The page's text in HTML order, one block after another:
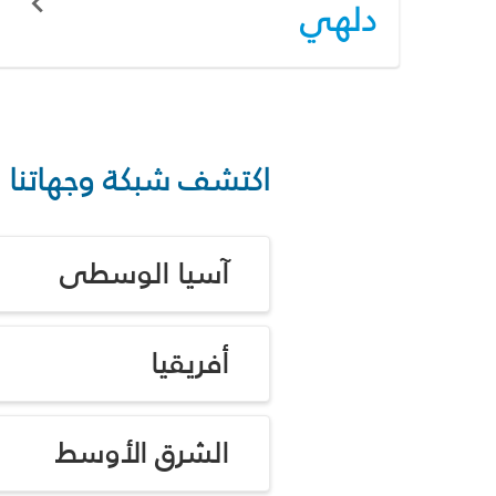
دلهي
اكتشف شبكة وجهاتنا
آسيا الوسطى
أفريقيا
الشرق الأوسط